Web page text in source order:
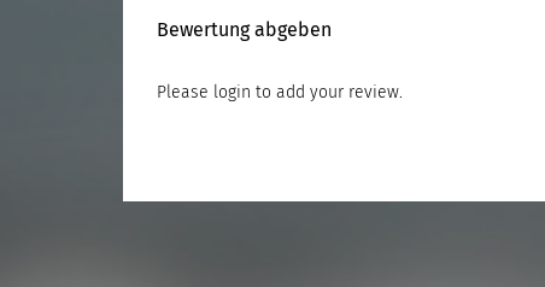
Bewertung abgeben
Please login to add your review.